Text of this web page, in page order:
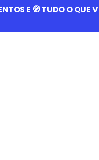
E 🧭 TUDO O QUE